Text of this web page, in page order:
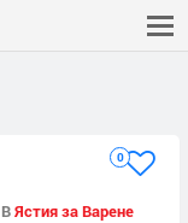
0
ВЯстия за Варене